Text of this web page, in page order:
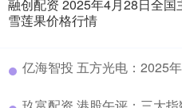
融创配资 2025年4月28日全国
雪莲果价格行情
亿海智投 五方光电：2025